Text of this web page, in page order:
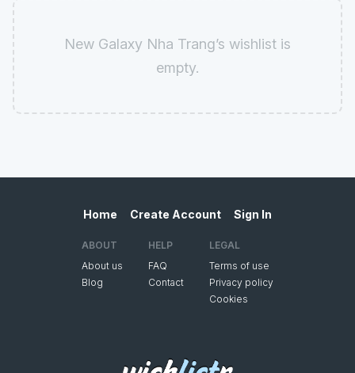
New Galaxy Nha Trang’s wishlist is
empty.
Home Create Account Sign In
ABOUT
About us
Blog
HELP
FAQ
Contact
LEGAL
Terms of use
Privacy policy
Cookies